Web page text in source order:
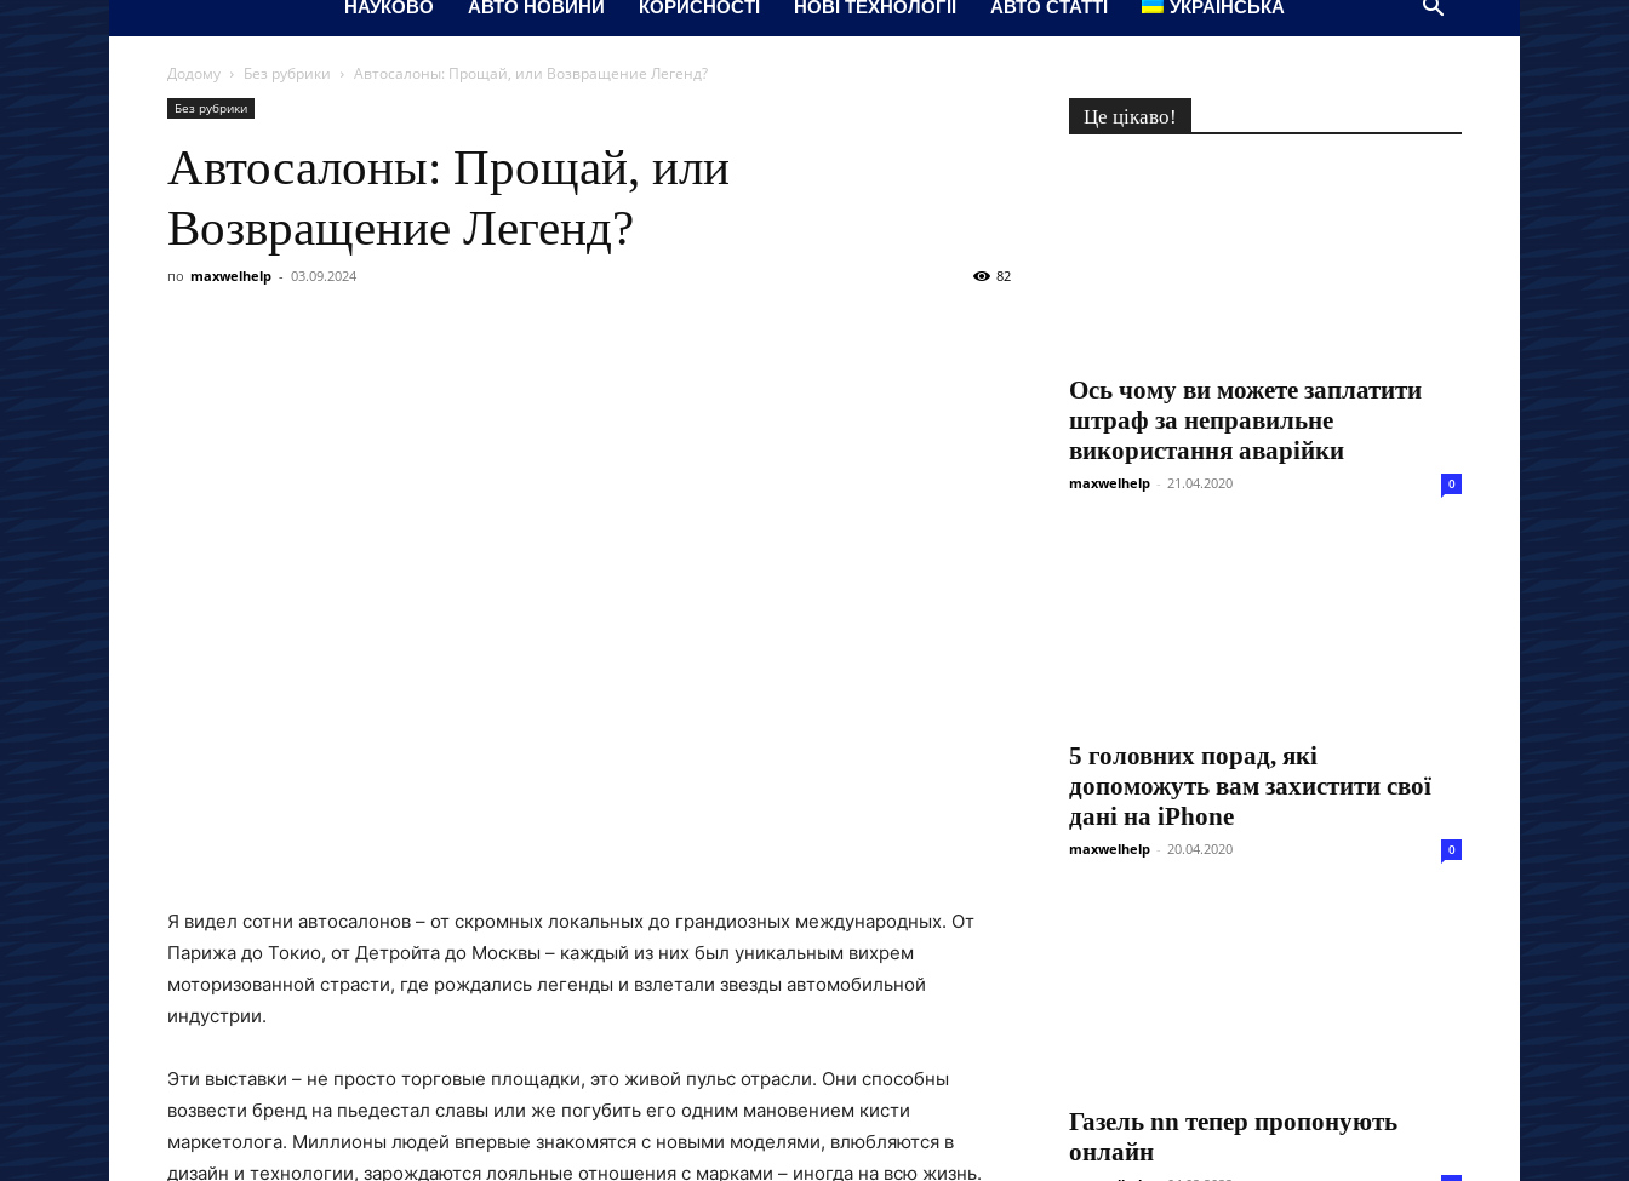
НАУКОВО АВТО НОВИНИ КОРИСНОСТІ НОВІ ТЕХНОЛОГІЇ АВТО СТАТТІ УКРАЇНСЬКА
Додому Без рубрики Автосалоны: Прощай, или Возвращение Легенд?
Без рубрики
Автосалоны: Прощай, или
Возвращение Легенд?
по maxwelhelp - 03.09.2024 82
Я видел сотни автосалонов – от скромных локальных до грандиозных международных. От
Парижа до Токио, от Детройта до Москвы – каждый из них был уникальным вихрем
моторизованной страсти, где рождались легенды и взлетали звезды автомобильной
индустрии.
Эти выставки – не просто торговые площадки, это живой пульс отрасли. Они способны
возвести бренд на пьедестал славы или же погубить его одним мановением кисти
маркетолога. Миллионы людей впервые знакомятся с новыми моделями, влюбляются в
дизайн и технологии, зарождаются лояльные отношения с марками – иногда на всю жизнь.
Це цікаво!
Ось чому ви можете заплатити
штраф за неправильне
використання аварійки
maxwelhelp - 21.04.2020 0
5 головних порад, які
допоможуть вам захистити свої
дані на iPhone
maxwelhelp - 20.04.2020 0
Газель nn тепер пропонують
онлайн